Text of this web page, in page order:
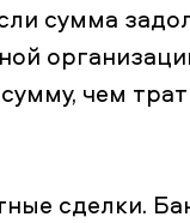
сумма
чем
сделки.